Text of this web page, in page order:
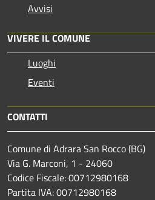
Avvisi
VIVERE IL COMUNE
Luoghi
Eventi
CONTATTI
Comune di Adrara San Rocco (BG)
Via G. Marconi, 1 - 24060
Codice Fiscale: 00712980168
Partita IVA: 00712980168